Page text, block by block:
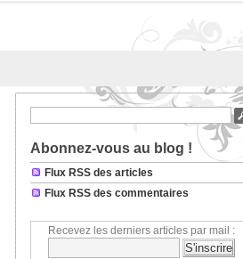
Abonnez-vous au blog !
Flux RSS des articles
Flux RSS des commentaires
Recevez les derniers articles par mail :